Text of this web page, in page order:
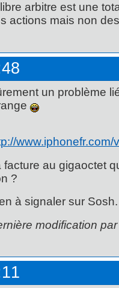
libre arbitre est une
actions mais non
un problème
facture au gigaoctet
?
à signaler sur
modification